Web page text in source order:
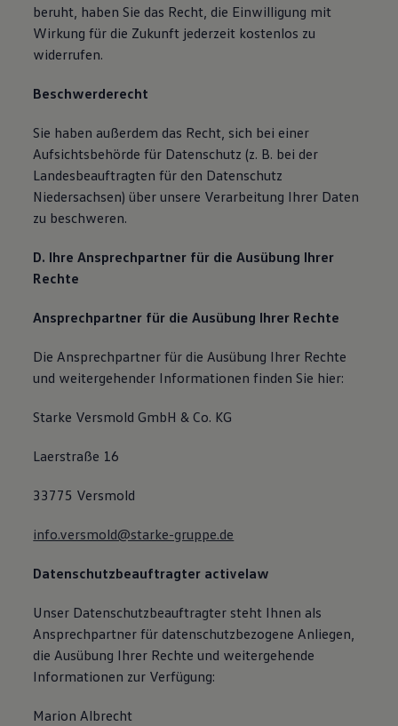
beruht, haben Sie das Recht, die Einwilligung mit
Wirkung für die Zukunft jederzeit kostenlos zu
widerrufen.
Beschwerderecht
Sie haben außerdem das Recht, sich bei einer
Aufsichtsbehörde für Datenschutz (z. B. bei der
Landesbeauftragten für den Datenschutz
Niedersachsen) über unsere Verarbeitung Ihrer Daten
zu beschweren.
D. Ihre Ansprechpartner für die Ausübung Ihrer
Rechte
Ansprechpartner für die Ausübung Ihrer Rechte
Die Ansprechpartner für die Ausübung Ihrer Rechte
und weitergehender Informationen finden Sie hier:
Starke Versmold GmbH & Co. KG
Laerstraße 16
33775 Versmold
info.versmold@starke-gruppe.de
Datenschutzbeauftragter activelaw
Unser Datenschutzbeauftragter steht Ihnen als
Ansprechpartner für datenschutzbezogene Anliegen,
die Ausübung Ihrer Rechte und weitergehende
Informationen zur Verfügung:
Marion Albrecht